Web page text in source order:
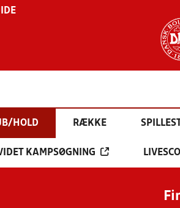
HOLD RÆKKE
KAMPSØGNING